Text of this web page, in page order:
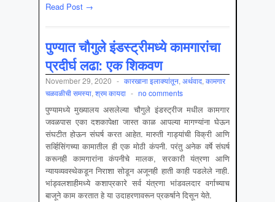
Read Post →
पुण्यात चौगुले इंडस्ट्रीमध्ये कामगारांचा
प्रदीर्घ लढा: एक शिकवण
November 29, 2020 - कारखाना इलाक्यांतून, अर्थवाद, कामगार
चळवळीची समस्‍या, श्रम कायदा - no comments
पुण्यामध्ये मुख्यालय असलेल्या चौगुले इंडस्ट्रीज मधील कामगार
जवळपास एका दशकापेक्षा जास्त काळ आपल्या मागण्यांना घेऊन
संघटीत होऊन संघर्ष करत आहेत. मारुती गाड्यांची विक्री आणि
सर्व्हिसिंगच्या कामातील ही एक मोठी कंपनी. परंतु अनेक वर्षे संघर्ष
करूनही कामगारांना कंपनीचे मालक, सरकारी यंत्रणा आणि
न्यायव्यवस्थेकडून निराशा सोडून अजूनही हाती काही पडलेले नाही.
भांड्वलशाहीमध्ये कशाप्रकारे सर्व यंत्रणा भांडवलदार वर्गाच्याच
बाजूने काम करतात हे या उदाहरणावरून प्रकर्षाने दिसून येते.